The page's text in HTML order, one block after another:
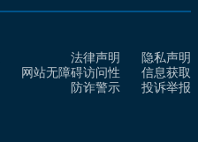
法律声明
隐私声明
网站无障碍访问性
信息获取
防诈警示
投诉举报